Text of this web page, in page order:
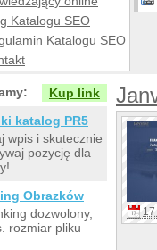
Katalogu SEO
Katalogu SEO
17
Kup link
katalog PR5
wpis i skutecznie
pozycję dla
Obrazków
dozwolony,
rozmiar pliku